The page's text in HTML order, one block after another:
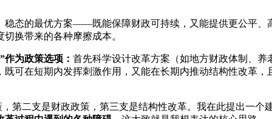
态的最优方案——既能保障财政可持续，又能提供更公平
换带来的各种摩擦成本。
为政策选项： 首先科学设计改革方案（如地方财政体制、
可在短期内发挥刺激作用，又能在长期内推动结构性改革
第二支是财政政策，第三支是结构性改革。我在此提出一个